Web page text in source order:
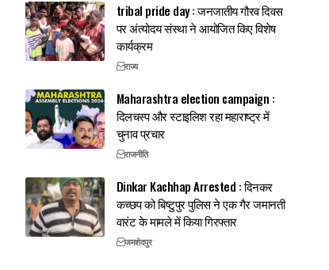
tribal pride day : जनजातीय गौरव दिवस
पर अंत्योदय संस्था ने आयोजित किए विशेष
कार्यक्रम
राज्य
Maharashtra election campaign :
दिलचस्प और स्टाइलिश रहा महाराष्ट्र में
चुनाव प्रचार
राजनीति
Dinkar Kachhap Arrested : दिनकर
कच्छप को बिष्टुपुर पुलिस ने एक गैर जमानती
वारंट के मामले में किया गिरफ्तार
जमशेदपुर